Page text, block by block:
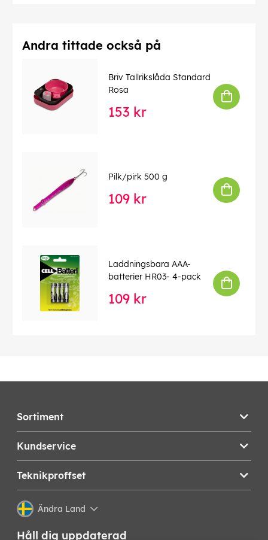
Andra tittade också på
Briv Tallrikslåda Standard
Rosa
153 kr
Pilk/pirk 500 g
109 kr
Laddningsbara AAA-
batterier HR03- 4-pack
109 kr
Sortiment
Kundservice
Teknikproffset
Ändra Land
Håll dig uppdaterad